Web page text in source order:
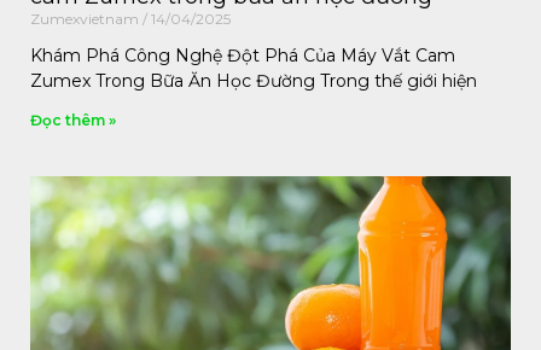
Zumexvietnam 14/04/2025
Khám Phá Công Nghệ Đột Phá Của Máy Vắt Cam
Zumex Trong Bữa Ăn Học Đường Trong thế giới hiện
Đọc thêm »